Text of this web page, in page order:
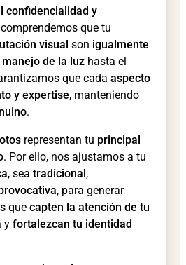
confidencialidad y
que tu
visual son igualmente
manejo de la luz hasta el
que cada aspecto
y expertise, manteniendo
.
representan tu principal
. Por ello, nos ajustamos a tu
, sea tradicional,
, para generar
que capten la atención de tu
y fortalezcan tu identidad